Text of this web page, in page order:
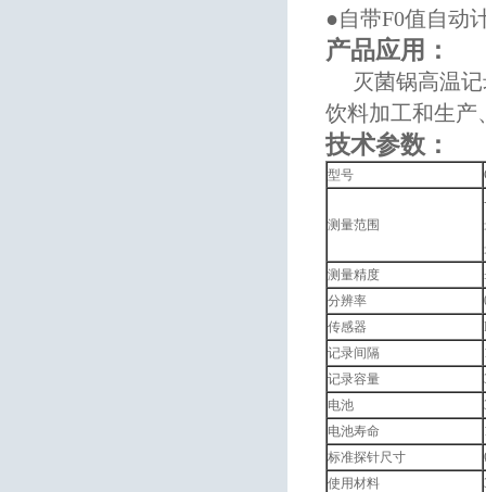
●自带F0值自动
产品应用：
灭菌锅高温
饮料加工和生产
技术参数：
型号
测量范围
测量精度
分辨率
传感器
记录间隔
记录容量
电池
电池寿命
标准探针尺寸
使用材料